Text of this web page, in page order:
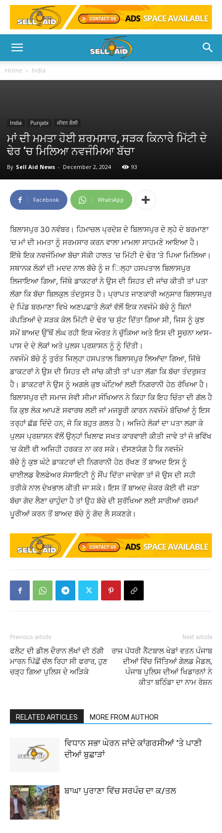
Home India
India Punjabi ਜੀਵਨ ਸ਼ੈਲੀ
ਮਾਂ ਦੀ ਮਮਤਾ ਹੋਈ ਸ਼ਰਮਸਾਰ, ਸੜਕ ਕਿਨਾਰੇ ਮਿੱਟੀ ਦੇ
ਢੇਰ ‘ਚ ਮਿਲਿਆ ਨਵਜੰਮਿਆ ਬੱਚਾ
By Sell Aid News - December 2, 2024 93
Facebook WhatsApp
ਬਿਲਾਸਪੁਰ 30 ਨਵੰਬਰ। ਹਿਮਾਚਲ ਪ੍ਰਦੇਸ਼ ਦੇ ਬਿਲਾਸਪੁਰ ਦੇ ਲ੍ਹੇ ਦੇ ਬਰਮਾਣਾ
‘ਚ ਮਾਂ ਦੀ ਮਮਤਾ ਨੂੰ ਸਰਮਸਾਰ ਕਰਨ ਵਾਲਾ ਮਾਮਲਾ ਸਾਹਮਣੇ ਆਇਆ ਹੈ।
ਇੱਥੇ ਇਕ ਨਵਜੰਮਿਆ ਬੱਚਾ ਸੱਕੀ ਹਾਲਤ ‘ਚ ਮਿੱਟੀ ਦੇ ਢੇਰ ‘ਤੇ ਪਿਆ ਮਿਲਿਆ।
ਸਥਾਨਕ ਲੋਕਾਂ ਦੀ ਮਦਦ ਨਾਲ ਬੱਚੇ ਨੂੰ ਜ ਿਲ੍ਹਾ ਹਸਪਤਾਲ ਬਿਲਾਸਪੁਰ
ਲਿਜਾਇਆ ਗਿਆ, ਜਿੱਥੇ ਡਾਕਟਰਾਂ ਨੇ ਉਸ ਦੀ ਸਿਹਤ ਦੀ ਜਾਂਚ ਕੀਤੀ ਤਾਂ ਪਤਾ
ਲੱਗਾ ਕਿ ਬੱਚਾ ਬਿਲਕੁਲ ਤੰਦਰੁਸਤ ਹੈ। ਪ੍ਰਾਪਤ ਜਾਣਕਾਰੀ ਅਨੁਸਾਰ ਬਿਲਾਸਪੁਰ
ਦੇ ਪਿੰਡ ਬਰਮਾਣਾ ਵਿਖੇ ਅਣਪਛਾਤੇ ਲੋਕਾਂ ਵੱਲੋਂ ਇਕ ਨਵਜੰਮੇ ਬੱਚੇ ਨੂੰ ਬਿਨਾਂ
ਕੱਪੜਿਆਂ ਦੇ ਸੜਕ ਕੋਲ ਮਿੱਟੀ ਦੇ ਢੇਰ ‘ਚ ਸੁੱਟ ਦਿੱਤਾ ਗਿਆ ਸੀ, ਜਿਸ ਨੂੰ ਕੁਝ
ਸਮੇਂ ਬਾਅਦ ਉੱਥੋਂ ਲੰਘ ਰਹੀ ਇਕ ਔਰਤ ਨੇ ਚੁੱਕਿਆ ਅਤੇ ਇਸ ਦੀ ਸੂਚਨਾ ਆਸ-
ਪਾਸ ਦੇ ਦੇ ਲੋਕਾਂ ਅਤੇ ਪੁਲਸ ਪ੍ਰਸ਼ਾਸਨ ਨੂੰ ਨੂੰ ਦਿੱਤੀ।
ਨਵਜੰਮੇ ਬੱਚੇ ਨੂੰ ਤੁਰੰਤ ਜਿਲ੍ਹਾ ਹਸਪਤਾਲ ਬਿਲਾਸਪੁਰ ਲਿਆਂਦਾ ਗਿਆ, ਜਿੱਥੇ
ਡਾਕਟਰਾਂ ਨੇ ਉਸ ਦੀ ਸਿਹਤ ਦੀ ਜਾਂਚ ਕੀਤੀ ਤਾਂ ਪਤਾ ਲੱਗਾ ਕਿ ਬੱਚਾ ਤੰਦਰੁਸਤ
ਹੈ। ਡਾਕਟਰਾਂ ਨੇ ਉਸ ਨੂੰ ਅਗਲੇ ਕੁਝ ਘੰਟਿਆਂ ਲਈ ਨਿਗਰਾਨੀ ਹੇਠ ਰੱਖਿਆ ਹੈ।
ਬਿਲਾਸਪੁਰ ਦੀ ਸਮਾਜ ਸੇਵੀ ਸੀਮਾ ਸੰਖਿਆਨ ਨੇ ਕਿਹਾ ਕਿ ਇਹ ਚਿੰਤਾ ਦੀ ਗੱਲ ਹੈ
ਕਿ ਕੁਝ ਲੋਕ ਆਪਣੇ ਸਵਾਰਥ ਲਈ ਜਾਂ ਮਜਬੂਰੀ ਕਾਰਨ ਨਵਜੰਮੇ ਬੱਚਿਆਂ ਨੂੰ ਇਸ
ਤਰ੍ਹਾਂ ਛੱਡ ਦਿੰਦੇ ਹਨ, ਜੋ ਕਿ ਬਹੁਤ ਗਲਤ ਹੈ। ਅਜਿਹੇ ਲੋਕਾਂ ਦਾ ਪਤਾ ਲਗਾ ਕੇ
ਪੁਲਸ ਪ੍ਰਸ਼ਾਸਨ ਵੱਲੋਂ ਉਨ੍ਹਾਂ ਖਿਲਾਫ ਸਖਤ ਕਾਰਵਾਈ ਕੀਤੀ ਜਾਵੇ ਤਾਂ ਜੋ ਭਵਿੱਖ
‘ਚ ਕੋਈ ਵੀ ਅਜਿਹੀ ਹਰਕਤ ਨਾ ਕਰ ਸਕੇ। ਦੱਸਣਯੋਗ ਹੈ ਕਿ ਨਵਜੰਮੇ
ਬੱਚੇ ਨੂੰ ਕੁਝ ਘੰਟੇ ਡਾਕਟਰਾਂ ਦੀ ਨਿਗਰਾਨੀ ਹੇਠ ਰੱਖਣ ਤੋਂ ਬਾਅਦ ਇਸ ਨੂੰ
ਚਾਈਲਡ ਵੈਲਫੇਅਰ ਸੋਸਾਇਟੀ ਨੂੰ ਸੌਂਪ ਦਿੱਤਾ ਜਾਵੇਗਾ ਤਾਂ ਜੋ ਉਸ ਦੀ ਸਹੀ
ਤਰੀਕੇ ਨਾਲ ਦੇਖਭਾਲ ਕੀਤੀ ਜਾ ਸਕੇ। ਇਸ ਤੋਂ ਬਾਅਦ ਜੇਕਰ ਕੋਈ ਵੀ ਜੜਾ
ਬੱਚਾ ਗੋਦ ਲੈਣਾ ਚਾਹੁੰਦਾ ਹੈ ਤਾਂ ਉਹ ਬੱਚੇ ਦੀ ਸੁਰੱਖਿਆ ਲਈ ਸਾਰੀਆਂ ਰਸਮਾਂ
ਪੂਰੀਆਂ ਕਰਨ ਤੋਂ ਬਾਅਦ ਬੱਚੇ ਨੂੰ ਗੋਦ ਲੈ ਸਕਣਗੇ।
Previous article
ਫਲੈਟ ਦੀ ਡੀਲ ਦੌਰਾਨ ਲੱਖਾਂ ਦੀ ਠੱਗੀ
ਮਾਰਨ ਪਿੱਛੋਂ ਚੱਲ ਰਿਹਾ ਸੀ ਫਰਾਰ, ਹੁਣ
ਚੜ੍ਹ ਗਿਆ ਪੁਲਿਸ ਦੇ ਅੜਿਕੇ
Next article
ਰਾਜ ਪੱਧਰੀ ਨੈੱਟਬਾਲ ਖੇਡਾਂ ਵਤਨ ਪੰਜਾਬ
ਦੀਆਂ ਵਿੱਚ ਜਿੱਤਿਆਂ ਗੋਲਡ ਮੈਡਲ,
ਪੰਜਾਬ ਪੁਲਿਸ ਦੀਆਂ ਖਿਡਾਰਨਾਂ ਨੇ
ਕੀਤਾ ਬਠਿੰਡਾ ਦਾ ਨਾਮ ਰੋਸ਼ਨ
RELATED ARTICLES MORE FROM AUTHOR
ਵਿਧਾਨ ਸਭਾ ਘੇਰਨ ਜਾਂਦੇ ਕਾਂਗਰਸੀਆਂ ’ਤੇ ਪਾਣੀ
ਦੀਆਂ ਬੁਛਾੜਾਂ
ਬਾਘਾ ਪੁਰਾਣਾ ਵਿੱਚ ਸਰਪੰਚ ਦਾ ਕ/ਤਲ